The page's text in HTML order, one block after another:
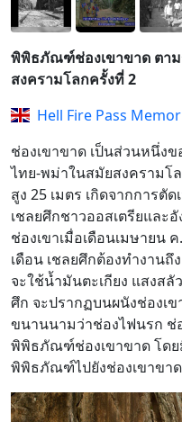
พิพิธภัณฑ์ช่องเขาขาด ตา
สงครามโลกครั้งที่ 2
Hell Fire Pass
ช่องเขาขาด เป็นส่วนหนึ่ง
ไทย-พม่าในสมัยสงครามโ
สูง 25 เมตร เกิดจากการตั
เชลยศึกชาวออสเตรียและ
ช่องเขาเมื่อเดือนเมษายน
เดือน เชลยศึกต้องทำงาน
จะใช้น้ำมันตะเกียง แสงสลั
ศึก จะปรากฏบนผนังช่องเ
ขนานนามว่าช่องไฟนรก ช่
พิพิธภัณฑ์ช่องเขาขาด โดย
พิพิธภัณฑ์ไปยังช่องเขาขาด